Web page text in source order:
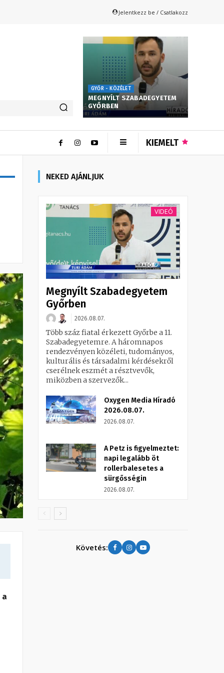
Jelentkezz be / Csatlakozz
GYŐR - KÖZÉLET
MEGNYÍLT SZABADEGYETEM
GYŐRBEN
KIEMELT
a
NEKED AJÁNLJUK
VIDEÓ
Megnyílt Szabadegyetem
Győrben
2026.08.07.
Több száz fiatal érkezett Győrbe a 11.
Szabadegyetemre. A háromnapos
rendezvényen közéleti, tudományos,
kulturális és társadalmi kérdésekről
cserélnek eszmét a résztvevők,
miközben a szervezők...
Oxygen Media Híradó
2026.08.07.
2026.08.07.
A Petz is figyelmeztet:
napi legalább öt
rollerbalesetes a
sürgősségin
2026.08.07.
Követés: